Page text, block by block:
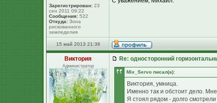
Зарегистрирован: 23
сен 2011 09:22
Сообщения: 522
Откуда: Зона
рискованного
земледелия
15 май 2013 21:36
Виктория
Администратор
Re: односторонний
Mix_Servo писал(а):
Виктория, умница.
Именно так и обстоит дело.
Я стоял рядом - долго смотрели